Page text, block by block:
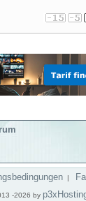
|
-2026 by